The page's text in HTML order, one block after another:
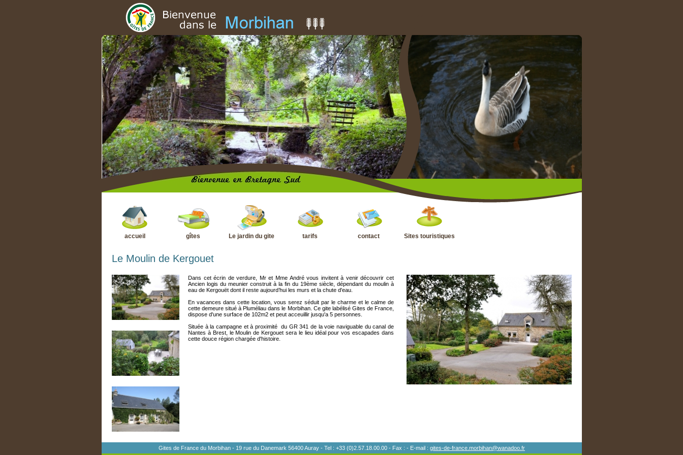
accueil gîtes Le jardin du gite tarifs contact Sites touristiques
Le Moulin de Kergouet
Dans cet écrin de verdure, Mr et Mme André vous invitent à venir découvrir cet
Ancien logis du meunier construit à la fin du 19ème siècle, dépendant du moulin à
eau de Kergouët dont il reste aujourd’hui les murs et la chute d'eau.
En vacances dans cette location, vous serez séduit par le charme et le calme de
cette demeure situé à Pluméliau dans le Morbihan. Ce gite labélisé Gites de France,
dispose d'une surface de 102m2 et peut acceuillir jusqu'a 5 personnes.
Située à la campagne et à proximité du GR 341 de la voie naviguable du canal de
Nantes à Brest, le Moulin de Kergouet sera le lieu idéal pour vos escapades dans
cette douce région chargée d'histoire.
Gites de France du Morbihan - 19 rue du Danemark 56400 Auray - Tel : +33 (0)2.57.18.00.00 - Fax : - E-mail : gites-de-france.morbihan@wanadoo.fr